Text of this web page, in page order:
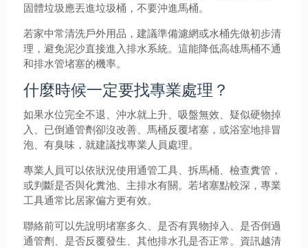
固體垃圾應丟進垃圾桶，不要沖進馬桶。
若家中常清洗戶外用品，建議準備濾網或水桶先做初步清
理，避免泥沙直接進入排水系統。這能降低高雄馬桶不通
和排水管堵塞的機率。
什麼時候一定要找專業處理？
如果水位完全不退、沖水就上升、吸盤無效、疑似硬物掉
入、已倒通管劑卻沒改善、馬桶反覆堵塞，或浴室地排冒
泡、有臭味，就建議找專業人員處理。
專業人員可以依狀況使用通管工具、拆馬桶、檢查糞管，
或判斷是否與化糞池、主排水有關。若堵塞點較深，專業
工具通常比居家偏方更有效。
聯絡前可以先說明堵塞多久、是否有異物掉入、是否倒過
通管劑、是否反覆發生、其他排水孔是否正常。資訊越清